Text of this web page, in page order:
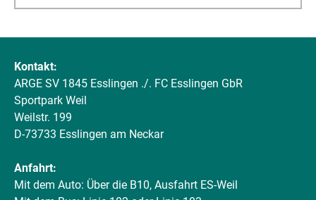
Kontakt:
ARGE SV 1845 Esslingen ./. FC Esslingen GbR
Sportpark Weil
Weilstr. 199
D-73733 Esslingen am Neckar
Anfahrt:
Mit dem Auto: Über die B10, Ausfahrt ES-Weil